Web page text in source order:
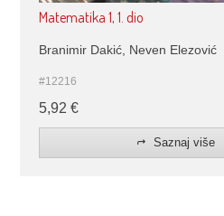
Matematika 1, 1. dio
Branimir Dakić, Neven Elezović
#12216
5,92 €
Saznaj više